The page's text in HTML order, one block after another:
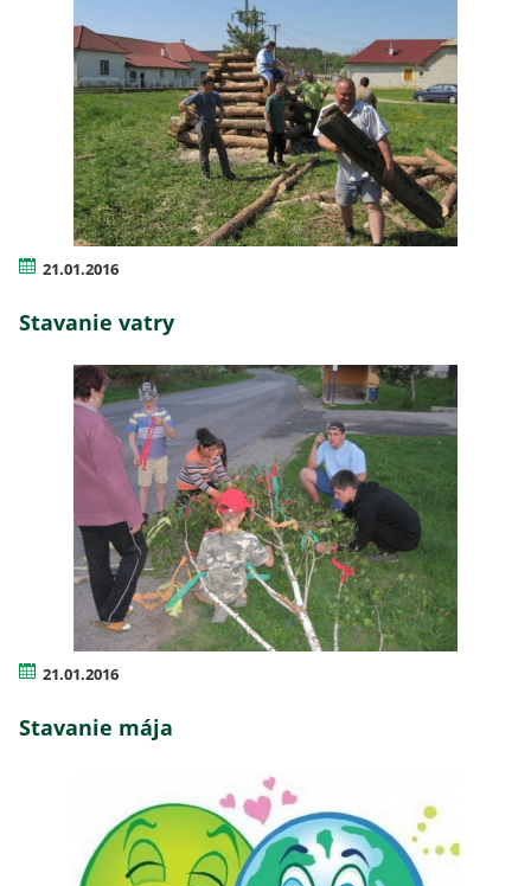
21.01.2016
Stavanie vatry
21.01.2016
Stavanie mája